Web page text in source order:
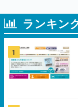
1
2